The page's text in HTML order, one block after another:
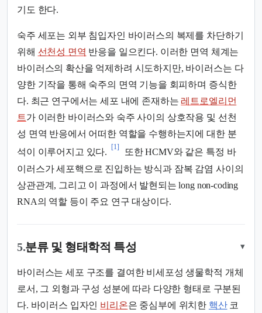
기도 한다.
숙주 세포는 외부 침입자인 바이러스의 복제를 차단하기
위해 선천성 면역 반응을 일으킨다. 이러한 면역 체계는
바이러스의 확산을 억제하려 시도하지만, 바이러스는 다
양한 기작을 통해 숙주의 면역 기능을 회피하며 증식한
다. 최근 연구에서는 세포 내에 존재하는 레트로엘리먼
트가 이러한 바이러스와 숙주 사이의 상호작용 및 선천
성 면역 반응에서 어떠한 역할을 수행하는지에 대한 분
석이 이루어지고 있다.
[1]
또한 HCMV와 같은 특정 바
이러스가 세포핵으로 진입하는 방식과 잠복 감염 사이의
상관관계, 그리고 이 과정에서 발현되는 long non-coding
RNA의 역할 등이 주요 연구 대상이다.
5.분류 및 형태학적 특성 ▾
바이러스는 세포 구조를 결여한 비세포성 생물학적 개체
로서, 그 외형과 구성 성분에 따라 다양한 형태로 구분된
다. 바이러스 입자인 비리온은 중심부에 위치한 핵산코